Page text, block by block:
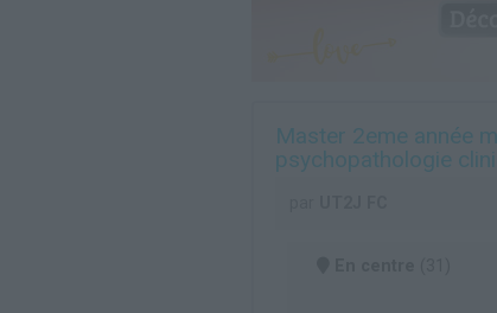
Master 2eme année
psychopathologie